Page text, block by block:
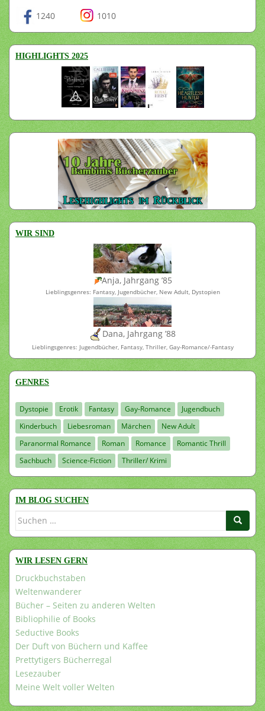
1240 1010
HIGHLIGHTS 2025
WIR SIND
Anja, Jahrgang ’85
Lieblingsgenres: Fantasy, Jugendbücher, New Adult, Dystopien
Dana, Jahrgang ’88
Lieblingsgenres: Jugendbücher, Fantasy, Thriller, Gay-Romance/-Fantasy
GENRES
Dystopie Erotik Fantasy Gay-Romance
Jugendbuch
Kinderbuch
Liebesroman Märchen
New Adult
Paranormal Romance
Roman Romance
Romantic Thrill
Sachbuch
Science-Fiction Thriller/ Krimi
IM BLOG SUCHEN
Suchen
WIR LESEN GERN
Druckbuchstaben
Weltenwanderer
Bücher – Seiten zu anderen Welten
Bibliophilie of Books
Seductive Books
Der Duft von Büchern und Kaffee
Prettytigers Bücherregal
Lesezauber
Meine Welt voller Welten